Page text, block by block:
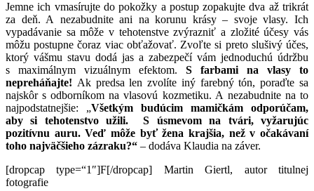
Jemne ich vmasírujte do pokožky a postup zopakujte dva až trikrát
za deň. A nezabudnite ani na korunu krásy – svoje vlasy. Ich
vypadávanie sa môže v tehotenstve zvýrazniť a zložité účesy vás
môžu postupne čoraz viac obťažovať. Zvoľte si preto slušivý účes,
ktorý vášmu stavu dodá jas a zabezpečí vám jednoduchú údržbu
s maximálnym vizuálnym efektom. S farbami na vlasy to
nepreháňajte! Ak predsa len zvolíte iný farebný tón, poraďte sa
najskôr s odborníkom na vlasovú kozmetiku. A nezabudnite na to
najpodstatnejšie: „Všetkým budúcim mamičkám odporúčam,
aby si tehotenstvo užili. S úsmevom na tvári, vyžarujúc
pozitívnu auru. Veď môže byť žena krajšia, než v očakávaní
toho najväčšieho zázraku?“ – dodáva Klaudia na záver.
[dropcap type=“1″]F[/dropcap] Martin Giertl, autor titulnej
fotografie